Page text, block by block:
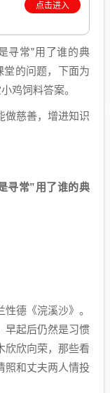
点击进入
常”用了谁的典
堂的问题，下面为
鸡饲料答案。
慈善，增进知识
常”用了谁的典
德《浣溪沙》。
早起后仍然是习惯
欣欣向荣，那些看
照和丈夫两人情投